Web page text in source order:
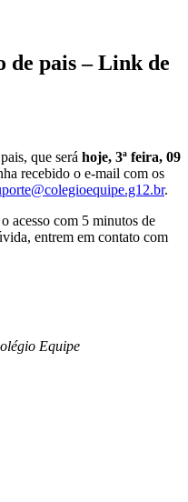
de pais – Link de
que será hoje, 3ª feira, 09
recebido o e-mail com os
.
acesso com 5 minutos de
entrem em contato com
Equipe